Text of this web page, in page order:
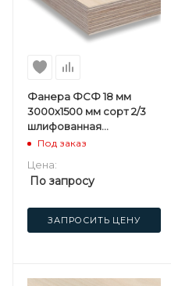
Фанера ФСФ 18 мм
3000х1500 мм сорт 2/3
шлифованная
березовая
Под заказ
Цена:
По запросу
ЗАПРОСИТЬ ЦЕНУ